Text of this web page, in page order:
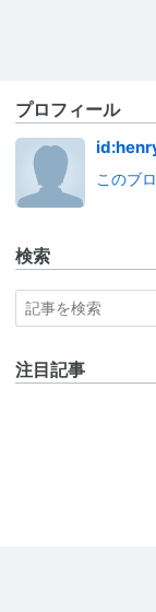
プロフィール
このブ
検索
注目記事